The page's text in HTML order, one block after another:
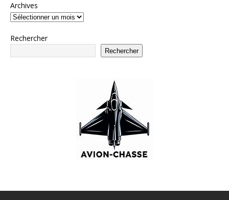
Archives
Rechercher
Rechercher